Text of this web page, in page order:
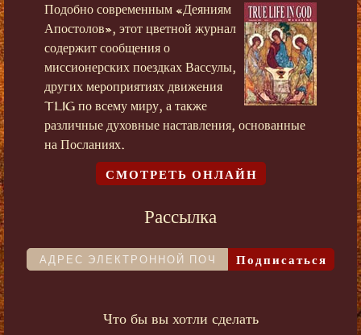
Подобно современным «Деяниям
Апостолов», этот цветной журнал
содержит сообщения о
миссионерских поездках Вассулы,
других мероприятиях движения
TLIG по всему миру, а также
различные духовные наставления, основанные
на Посланиях.
СМОТРЕТЬ ОНЛАЙН
Рассылка
Подписаться
Что бы вы хотли сделать